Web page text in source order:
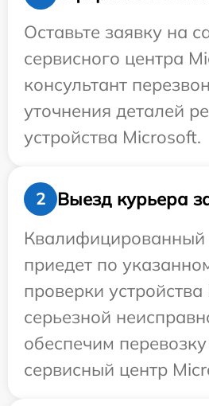
Оставьте заявку на
сервисного центра
консультант
уточнения деталей
устройства Microsoft.
2
Выезд курьера
приедет по
проверки
серьезной
обеспечим
сервисный центр